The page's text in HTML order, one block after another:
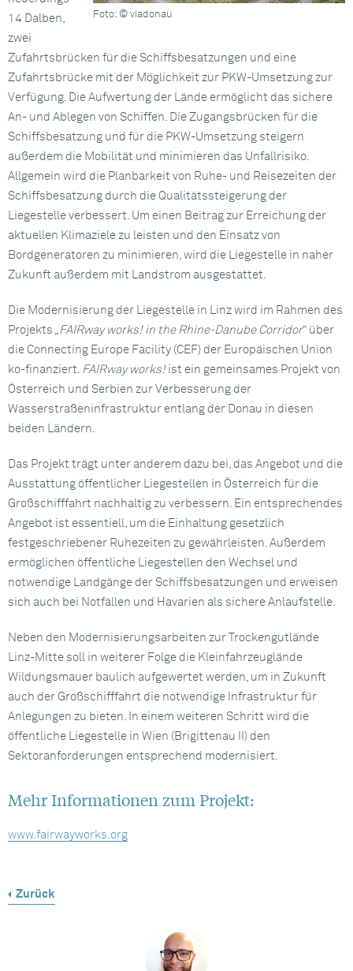
Foto: © viadonau
14 Dalben,
zwei
Zufahrtsbrücken für die Schiffsbesatzungen und eine
Zufahrtsbrücke mit der Möglichkeit zur PKW-Umsetzung zur
Verfügung. Die Aufwertung der Lände ermöglicht das sichere
An- und Ablegen von Schiffen. Die Zugangsbrücken für die
Schiffsbesatzung und für die PKW-Umsetzung steigern
außerdem die Mobilität und minimieren das Unfallrisiko.
Allgemein wird die Planbarkeit von Ruhe- und Reisezeiten der
Schiffsbesatzung durch die Qualitätssteigerung der
Liegestelle verbessert. Um einen Beitrag zur Erreichung der
aktuellen Klimaziele zu leisten und den Einsatz von
Bordgeneratoren zu minimieren, wird die Liegestelle in naher
Zukunft außerdem mit Landstrom ausgestattet.
Die Modernisierung der Liegestelle in Linz wird im Rahmen des
Projekts „FAIRway works! in the Rhine-Danube Corridor“ über
die Connecting Europe Facility (CEF) der Europäischen Union
ko-finanziert. FAIRway works!ist ein gemeinsames Projekt von
Österreich und Serbien zur Verbesserung der
Wasserstraßeninfrastruktur entlang der Donau in diesen
beiden Ländern.
Das Projekt trägt unter anderem dazu bei, das Angebot und die
Ausstattung öffentlicher Liegestellen in Österreich für die
Großschifffahrt nachhaltig zu verbessern. Ein entsprechendes
Angebot ist essentiell, um die Einhaltung gesetzlich
festgeschriebener Ruhezeiten zu gewährleisten. Außerdem
ermöglichen öffentliche Liegestellen den Wechsel und
notwendige Landgänge der Schiffsbesatzungen und erweisen
sich auch bei Notfällen und Havarien als sichere Anlaufstelle.
Neben den Modernisierungsarbeiten zur Trockengutlände
Linz-Mitte soll in weiterer Folge die Kleinfahrzeuglände
Wildungsmauer baulich aufgewertet werden, um in Zukunft
auch der Großschifffahrt die notwendige Infrastruktur für
Anlegungen zu bieten. In einem weiteren Schritt wird die
öffentliche Liegestelle in Wien (Brigittenau II) den
Sektoranforderungen entsprechend modernisiert.
Mehr Informationen zum Projekt:
www.fairwayworks.org
Zurück